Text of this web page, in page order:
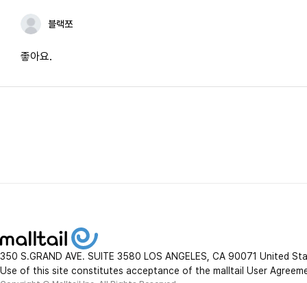
블랙쪼
좋아요.
350 S.GRAND AVE. SUITE 3580 LOS ANGELES, CA 90071 United
Use of this site constitutes acceptance of the malltail User